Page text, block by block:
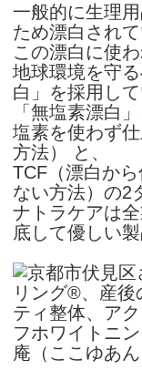
一般的に生理
ため漂白されて
この漂白に使
地球環境を守
白」を採用して
「無塩素漂白
塩素を使わず
方法） と、
TCF（漂白か
ない方法）の2
ナトラケアは
底して優しい